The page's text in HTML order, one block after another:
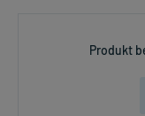
Produkt